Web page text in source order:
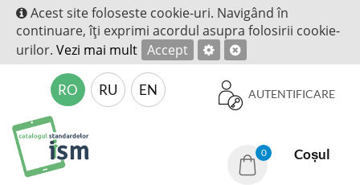
Acest site foloseste cookie-uri. Navigând în
continuare, îţi exprimi acordul asupra folosirii cookie-
urilor. Vezi mai mult Accept
AUTENTIFICARE
RO RU EN
0 Coșul